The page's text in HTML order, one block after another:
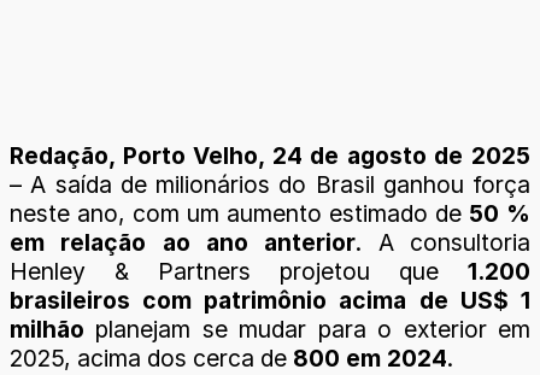
Redação, Porto Velho, 24 de agosto de 2025
– A saída de milionários do Brasil ganhou força
neste ano, com um aumento estimado de 50 %
em relação ao ano anterior. A consultoria
Henley & Partners projetou que 1.200
brasileiros com patrimônio acima de US$ 1
milhão planejam se mudar para o exterior em
2025, acima dos cerca de 800 em 2024.